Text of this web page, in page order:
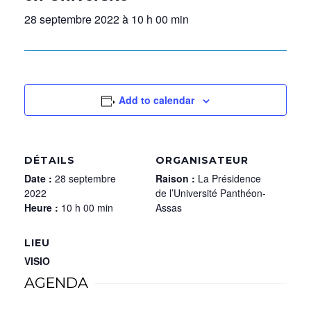
28 septembre 2022 à 10 h 00 min
Add to calendar
DÉTAILS
Date : 28 septembre
2022
Heure : 10 h 00 min
ORGANISATEUR
Raison : La Présidence
de l’Université Panthéon-
Assas
LIEU
VISIO
AGENDA